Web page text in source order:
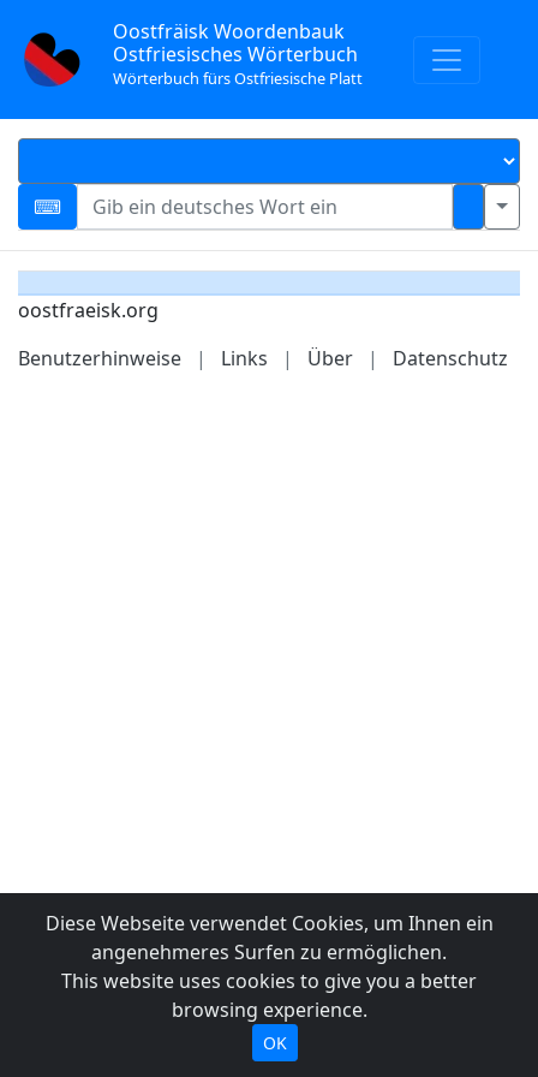
Oostfräisk Woordenbauk
Ostfriesisches Wörterbuch
Wörterbuch fürs Ostfriesische Platt
oostfraeisk.org
Benutzerhinweise
| Links | Über | Datenschutz
Diese Webseite verwendet Cookies, um Ihnen ein
angenehmeres Surfen zu ermöglichen.
This website uses cookies to give you a better
browsing experience.
OK